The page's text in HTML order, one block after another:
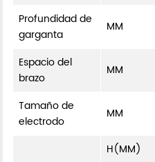
Profundidad de
garganta
MM
Espacio del
brazo
MM
Tamaño de
electrodo
MM
H(MM)